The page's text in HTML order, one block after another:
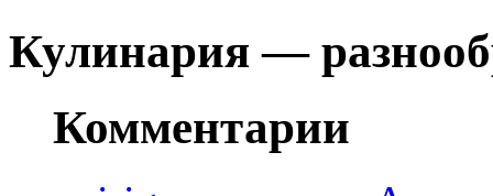
Кулинария —
Комментарии